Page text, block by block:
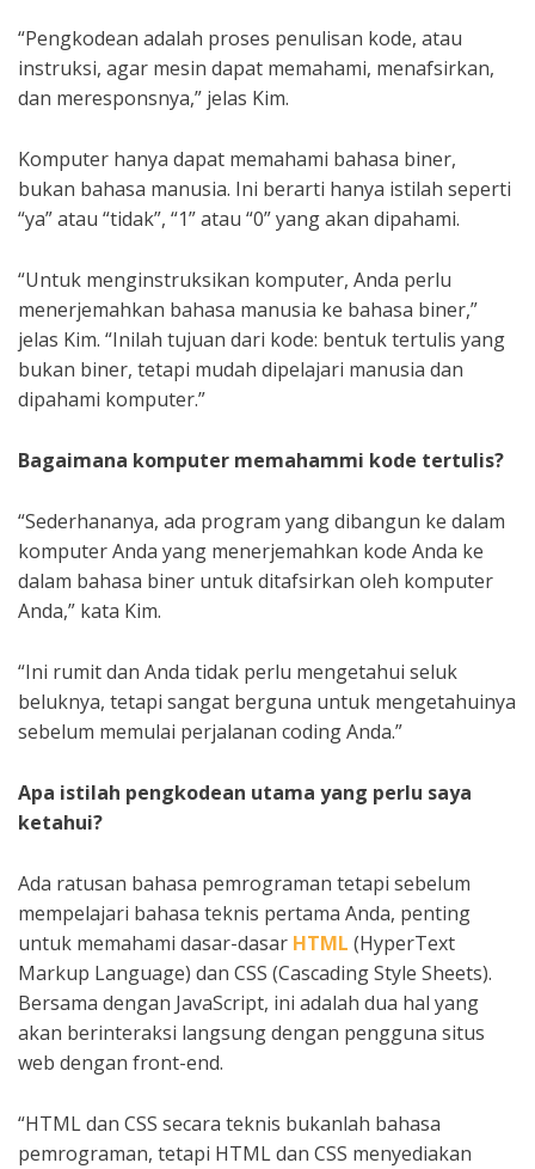
“Pengkodean adalah proses penulisan kode, atau
instruksi, agar mesin dapat memahami, menafsirkan,
dan meresponsnya,” jelas Kim.
Komputer hanya dapat memahami bahasa biner,
bukan bahasa manusia. Ini berarti hanya istilah seperti
“ya” atau “tidak”, “1” atau “0” yang akan dipahami.
“Untuk menginstruksikan komputer, Anda perlu
menerjemahkan bahasa manusia ke bahasa biner,”
jelas Kim. “Inilah tujuan dari kode: bentuk tertulis yang
bukan biner, tetapi mudah dipelajari manusia dan
dipahami komputer.”
Bagaimana komputer memahammi kode tertulis?
“Sederhananya, ada program yang dibangun ke dalam
komputer Anda yang menerjemahkan kode Anda ke
dalam bahasa biner untuk ditafsirkan oleh komputer
Anda,” kata Kim.
“Ini rumit dan Anda tidak perlu mengetahui seluk
beluknya, tetapi sangat berguna untuk mengetahuinya
sebelum memulai perjalanan coding Anda.”
Apa istilah pengkodean utama yang perlu saya
ketahui?
Ada ratusan bahasa pemrograman tetapi sebelum
mempelajari bahasa teknis pertama Anda, penting
untuk memahami dasar-dasar HTML (HyperText
Markup Language) dan CSS (Cascading Style Sheets).
Bersama dengan JavaScript, ini adalah dua hal yang
akan berinteraksi langsung dengan pengguna situs
web dengan front-end.
“HTML dan CSS secara teknis bukanlah bahasa
pemrograman, tetapi HTML dan CSS menyediakan